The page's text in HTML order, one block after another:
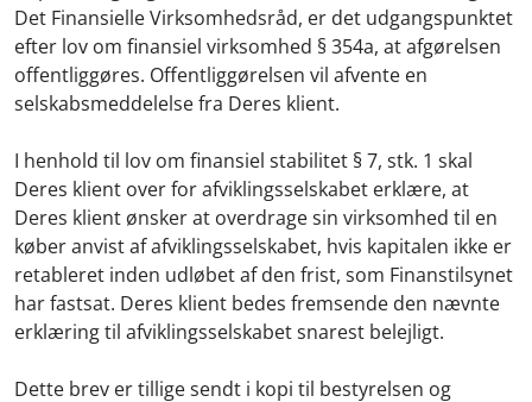
Det Finansielle Virksomhedsråd, er det udgangspunktet
efter lov om finansiel virksomhed § 354a, at afgørelsen
offentliggøres. Offentliggørelsen vil afvente en
selskabsmeddelelse fra Deres klient.
I henhold til lov om finansiel stabilitet § 7, stk. 1 skal
Deres klient over for afviklingsselskabet erklære, at
Deres klient ønsker at overdrage sin virksomhed til en
køber anvist af afviklingsselskabet, hvis kapitalen ikke er
retableret inden udløbet af den frist, som Finanstilsynet
har fastsat. Deres klient bedes fremsende den nævnte
erklæring til afviklingsselskabet snarest belejligt.
Dette brev er tillige sendt i kopi til bestyrelsen og